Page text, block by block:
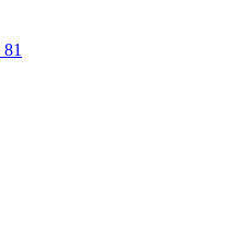
81